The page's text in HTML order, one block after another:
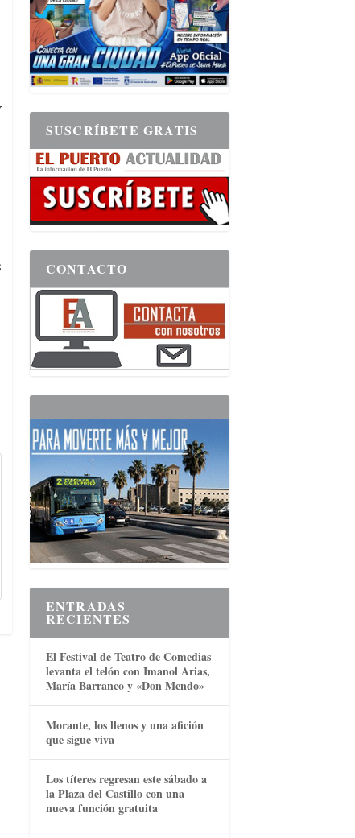
SUSCRÍBETE GRATIS
CONTACTO
ENTRADAS
RECIENTES
El Festival de Teatro de Comedias
levanta el telón con Imanol Arias,
María Barranco y «Don Mendo»
Morante, los llenos y una afición
que sigue viva
Los títeres regresan este sábado a
la Plaza del Castillo con una
nueva función gratuita